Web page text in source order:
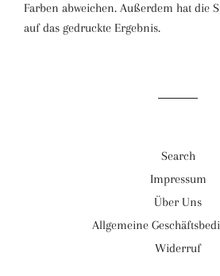
Farben abweichen. Außerdem hat die
auf das gedruckte Ergebnis.
Search
Impressum
Über Uns
Allgemeine
Widerruf